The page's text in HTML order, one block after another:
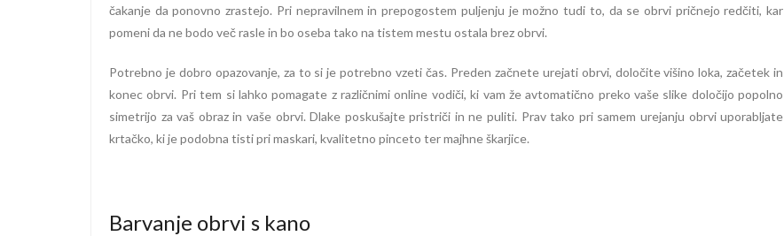
čakanje da ponovno zrastejo. Pri nepravilnem in prepogostem puljenju je možno tudi to, da se obrvi pričnejo redčiti, kar
pomeni da ne bodo več rasle in bo oseba tako na tistem mestu ostala brez obrvi.
Potrebno je dobro opazovanje, za to si je potrebno vzeti čas. Preden začnete urejati obrvi, določite višino loka, začetek in
konec obrvi. Pri tem si lahko pomagate z različnimi online vodiči, ki vam že avtomatično preko vaše slike določijo popolno
simetrijo za vaš obraz in vaše obrvi. Dlake poskušajte pristriči in ne puliti. Prav tako pri samem urejanju obrvi uporabljate
krtačko, ki je podobna tisti pri maskari, kvalitetno pinceto ter majhne škarjice.
Barvanje obrvi s kano